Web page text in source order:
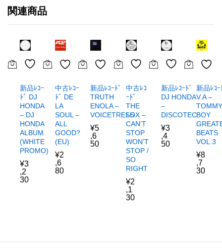
関連商品
新品ﾚｺｰ
ﾄﾞ DJ
HONDA
– DJ
HONDA
ALBUM
(WHITE
PROMO)
¥3
,2
30
中古ﾚｺｰ
ﾄﾞ DE
LA
SOUL –
ALL
GOOD?
(EU)
¥2
,6
80
新品ﾚｺｰﾄﾞ
TRUTH
ENOLA –
VOICETRESS
¥5
,6
50
中古ﾚｺ
ｰﾄﾞ
THE
LOX –
CAN’T
STOP
WON’T
STOP /
SO
RIGHT
¥2
,1
30
新品ﾚｺｰﾄﾞ
DJ HONDA
–
DISCOTEC
¥3
,4
50
新品ﾚｺｰ
V.A –
BOY
BEATS
VOL.3
¥8
,7
30